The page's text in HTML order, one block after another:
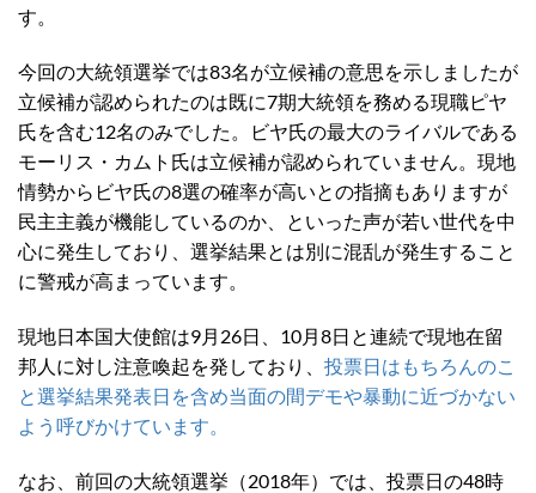
す。
今回の大統領選挙では83名が立候補の意思を示しましたが
立候補が認められたのは既に7期大統領を務める現職ピヤ
氏を含む12名のみでした。ビヤ氏の最大のライバルである
モーリス・カムト氏は立候補が認められていません。現地
情勢からビヤ氏の8選の確率が高いとの指摘もありますが
民主主義が機能しているのか、といった声が若い世代を中
心に発生しており、選挙結果とは別に混乱が発生すること
に警戒が高まっています。
現地日本国大使館は9月26日、10月8日と連続で現地在留
邦人に対し注意喚起を発しており、 投票日はもちろんのこ
と選挙結果発表日を含め当面の間デモや暴動に近づかない
よう呼びかけています。
なお、前回の大統領選挙（2018年）では、投票日の48時